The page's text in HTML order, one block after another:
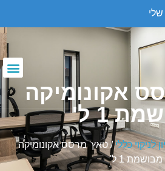
אקונומיקה
1 ל'
לניקוי כללי/ טאץ' מרסס אקונומיקה
מבושמת 1 ל'